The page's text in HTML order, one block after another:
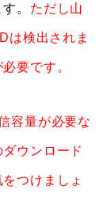
。 ただし山
は検出されま
要です。
容量が必要な
ウンロード
つけましょ